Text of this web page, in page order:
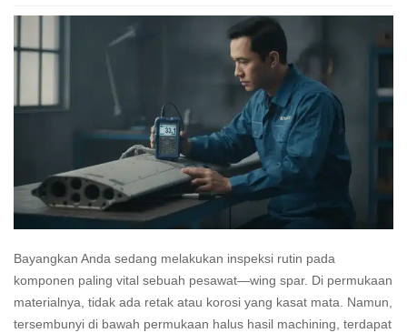
Bayangkan Anda sedang melakukan inspeksi rutin pada
komponen paling vital sebuah pesawat—wing spar. Di permukaan
materialnya, tidak ada retak atau korosi yang kasat mata. Namun,
tersembunyi di bawah permukaan halus hasil machining, terdapat